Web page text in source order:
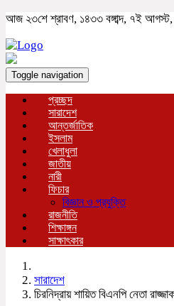
আজ ২৩শে শ্রাবণ, ১৪৩৩ বঙ্গাব্দ, ৭ই আগস্ট,
Toggle navigation
প্রচ্ছদ
সারাদেশ
আন্তর্জাতিক
ইসলাম
খেলাধুলা
জাতীয়
নারী
ফিচার
বিজ্ঞান ও প্রযুক্তি
রাজনীতি
শিক্ষাঙ্গন
সাক্ষাৎকার
সারাদেশ
চিরনিদ্রায় শায়িত বিএনপি নেতা